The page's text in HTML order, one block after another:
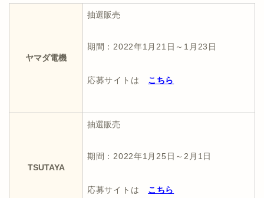
ヤマダ電機
抽選販売
期間：2022年1月21日～1月23日
応募サイトは こちら
TSUTAYA
抽選販売
期間：2022年1月25日～2月1日
応募サイトは こちら